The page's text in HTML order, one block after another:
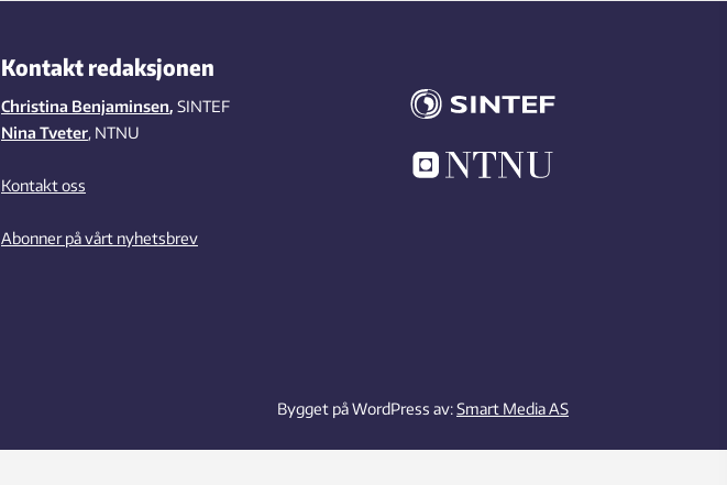
Kontakt redaksjonen
Christina Benjaminsen, SINTEF
Nina Tveter, NTNU
Kontakt oss
Abonner på vårt nyhetsbrev
Bygget på WordPress av:Smart Media AS